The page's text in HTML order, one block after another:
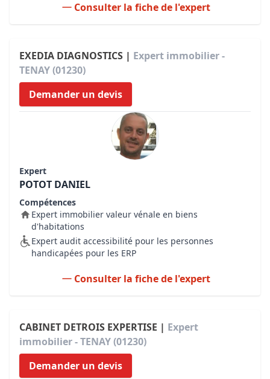
Consulter la fiche de l'expert
EXEDIA DIAGNOSTICS | Expert immobilier -
TENAY (01230)
Demander un devis
Expert
POTOT DANIEL
Compétences
Expert immobilier valeur vénale en biens
d'habitations
Expert audit accessibilité pour les personnes
handicapées pour les ERP
Consulter la fiche de l'expert
CABINET DETROIS EXPERTISE | Expert
immobilier - TENAY (01230)
Demander un devis